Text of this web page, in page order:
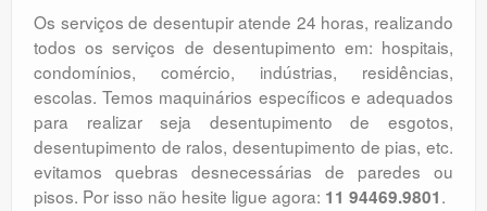
Os serviços de desentupir atende 24 horas, realizando
todos os serviços de desentupimento em: hospitais,
condomínios, comércio, indústrias, residências,
escolas. Temos maquinários específicos e adequados
para realizar seja desentupimento de esgotos,
desentupimento de ralos, desentupimento de pias, etc.
evitamos quebras desnecessárias de paredes ou
pisos. Por isso não hesite ligue agora: 11 94469.9801.